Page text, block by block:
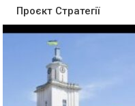
Проєкт Стратегії